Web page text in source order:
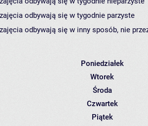
zajęcia odbywają się w tygodnie parzyste
zajęcia odbywają się w inny sposób, nie
Poniedziałek
Wtorek
Środa
Czwartek
Piątek